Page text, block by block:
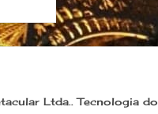
Ltda.. Tecnologia do